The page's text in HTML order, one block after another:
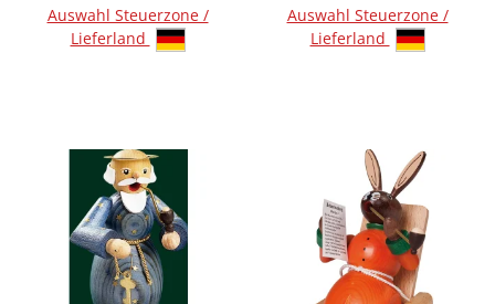
Auswahl Steuerzone /
Lieferland
Auswahl Steuerzone /
Lieferland